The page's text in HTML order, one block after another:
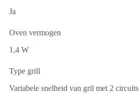
Ja
Oven vermogen
1,4 W
Type grill
Variabele snelheid van gril met 2 circuits